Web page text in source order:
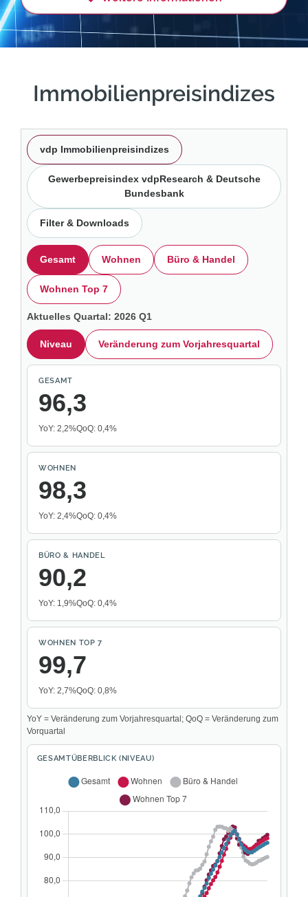
Immobilienpreisindizes
vdp Immobilienpreisindizes
Gewerbepreisindex vdpResearch & Deutsche
Bundesbank
Filter & Downloads
Gesamt Wohnen Büro & Handel
Wohnen Top 7
Aktuelles Quartal: 2026 Q1
Niveau Veränderung zum Vorjahresquartal
GESAMT
96,3
YoY: 2,2%QoQ: 0,4%
WOHNEN
98,3
YoY: 2,4%QoQ: 0,4%
BÜRO & HANDEL
90,2
YoY: 1,9%QoQ: 0,4%
WOHNEN TOP 7
99,7
YoY: 2,7%QoQ: 0,8%
YoY = Veränderung zum Vorjahresquartal; QoQ = Veränderung zum
Vorquartal
GESAMTÜBERBLICK (NIVEAU)